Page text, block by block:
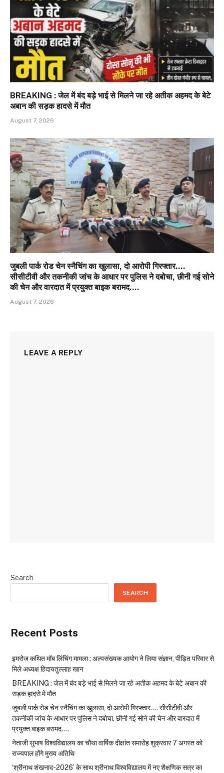
BREAKING : जेल में बंद बड़े भाई से मिलने जा रहे अतीक अहमद के बेटे
अबान की सड़क हादसे में मौत
August 7, 2026
जुबली पार्क रोड चेन स्नैचिंग का खुलासा, दो आरोपी गिरफ्तार….
सीसीटीवी और तकनीकी जांच के आधार पर पुलिस ने दबोचा, छीनी गई सोने
की चेन और वारदात में प्रयुक्त बाइक बरामद….
August 7, 2026
LEAVE A REPLY
Search
SEARCH
Recent Posts
इमरोज कथित मॉब लिंचिंग मामला : अल्पसंख्यक आयोग ने लिया संज्ञान, पीड़ित परिवार से
मिले अध्यक्ष हिदायतुल्लाह खान
BREAKING : जेल में बंद बड़े भाई से मिलने जा रहे अतीक अहमद के बेटे अबान की
सड़क हादसे में मौत
जुबली पार्क रोड चेन स्नैचिंग का खुलासा, दो आरोपी गिरफ्तार…. सीसीटीवी और
तकनीकी जांच के आधार पर पुलिस ने दबोचा, छीनी गई सोने की चेन और वारदात में
प्रयुक्त बाइक बरामद….
नेताजी सुभाष विश्वविद्यालय का चौथा वार्षिक दीक्षांत समारोह शुक्रवार 7 अगस्त को
राज्यपाल होंगे मुख्य अतिथि
‘श्रीनाथ शंखनाद-2026’ के साथ श्रीनाथ विश्वविद्यालय में नए शैक्षणिक सत्र का